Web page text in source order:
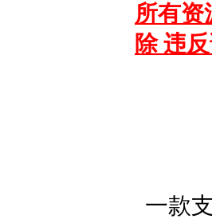
所有资
除 违
一款